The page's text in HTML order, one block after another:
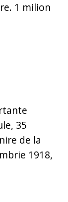
1 milion
35
de la
1918,